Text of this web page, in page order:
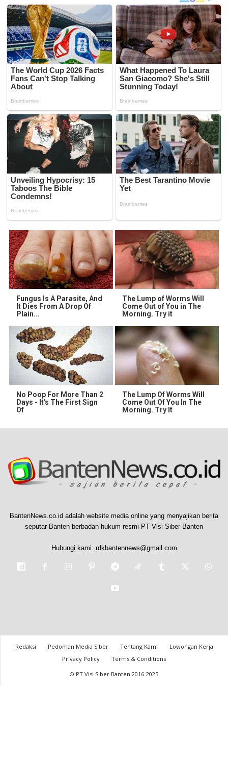
Fungus Is A Parasite, And
It Dies From A Drop Of
Plain...
The Lump of Worms Will
Come Out of You in The
Morning. Try it
No Poop For More Than 2
Days - It's The First Sign
Of
The Lump Of Worms Will
Come Out Of You In The
Morning. Try It
BantenNews.co.id adalah website media online yang menyajikan berita
seputar Banten berbadan hukum resmi PT Visi Siber Banten
Hubungi kami: rdkbantennews@gmail.com
Redaksi Pedoman Media Siber Tentang Kami
Lowongan Kerja
Privacy Policy
Terms & Conditions
© PT Visi Siber Banten 2016-2025